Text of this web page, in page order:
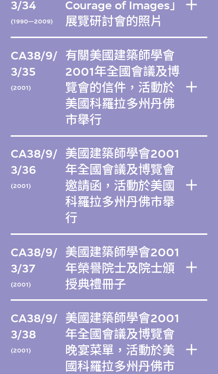
3/34
(1990—2009)
Courage of Images」
展覽研討會的照片
CA38/9/
3/35
(2001)
有關美國建築師學會
2001年全國會議及博
覽會的信件，活動於
美國科羅拉多州丹佛
市舉行
CA38/9/
3/36
(2001)
美國建築師學會2001
年全國會議及博覽會
邀請函，活動於美國
科羅拉多州丹佛市舉
行
CA38/9/
3/37
(2001)
美國建築師學會2001
年榮譽院士及院士頒
授典禮冊子
CA38/9/
3/38
(2001)
美國建築師學會2001
年全國會議及博覽會
晚宴菜單，活動於美
國科羅拉多州丹佛市